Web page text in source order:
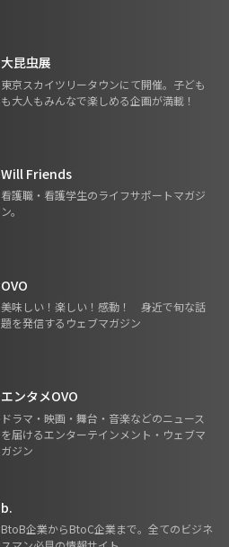
大昆虫展
東京スカイツリータウンにて開催。子ども
も大人もみんなで楽しめる企画が満載！
Will Friends
看護職・看護学生のライフサポートマガジ
ン。
OVO
美味しい！楽しい！感動！ 身近で旬な話
題を発信するウェブマガジン
エンタメOVO
ドラマ・映画・舞台・音楽などのニュース
を届けるエンターテインメント・ウェブマ
ガジン
b.
BtoB企業からBtoC企業まで。全てのビジネ